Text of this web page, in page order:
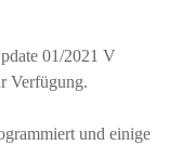
01/2021 V
Verfügung.
und einige